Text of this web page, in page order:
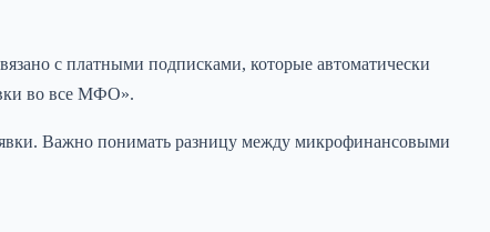
с платными подписками, которые автоматически
во все МФО».
Важно понимать разницу между микрофинансовыми